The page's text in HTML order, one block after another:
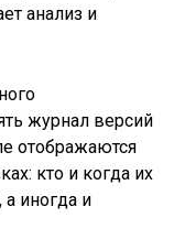
анализ и
журнал версий
отображаются
кто и когда их
иногда и